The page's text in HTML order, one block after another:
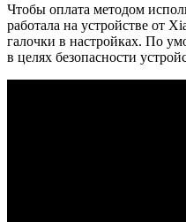
Чтобы оплата методом
работала на устройстве от
галочки в настройках. По
в целях безопасности